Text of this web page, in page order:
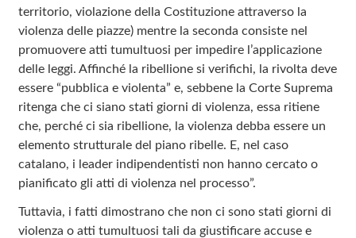
territorio, violazione della Costituzione attraverso la
violenza delle piazze) mentre la seconda consiste nel
promuovere atti tumultuosi per impedire l’applicazione
delle leggi. Affinché la ribellione si verifichi, la rivolta deve
essere “pubblica e violenta” e, sebbene la Corte Suprema
ritenga che ci siano stati giorni di violenza, essa ritiene
che, perché ci sia ribellione, la violenza debba essere un
elemento strutturale del piano ribelle. E, nel caso
catalano, i leader indipendentisti non hanno cercato o
pianificato gli atti di violenza nel processo”.
Tuttavia, i fatti dimostrano che non ci sono stati giorni di
violenza o atti tumultuosi tali da giustificare accuse e